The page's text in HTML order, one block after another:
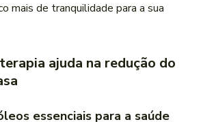
mais de tranquilidade para a sua
ajuda na redução do
essenciais para a saúde